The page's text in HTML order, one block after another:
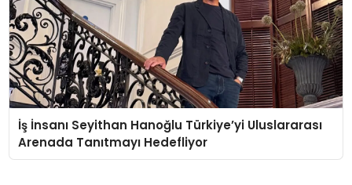
İş İnsanı Seyithan Hanoğlu Türkiye’yi Uluslararası
Arenada Tanıtmayı Hedefliyor